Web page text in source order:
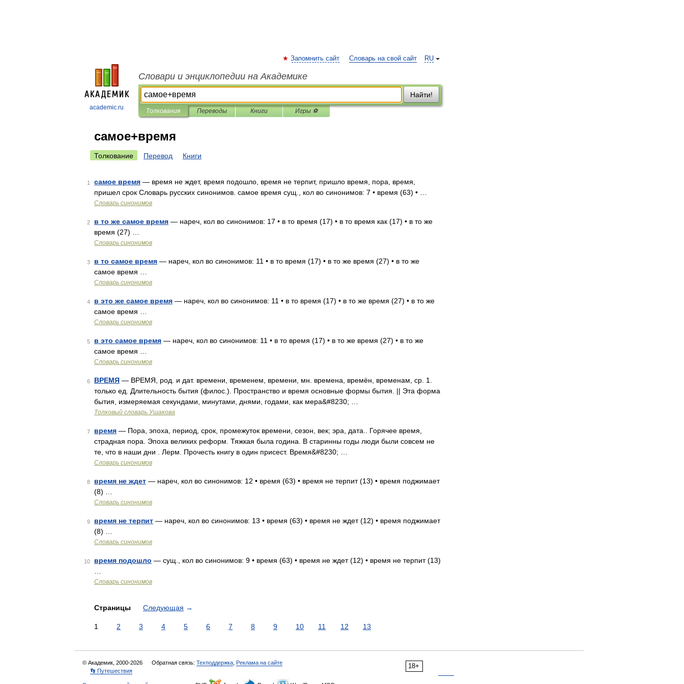
academic.ru
RU
Запомнить сайт Словарь на свой сайт
Словари и энциклопедии на Академике
Найти!
Толкования Переводы Книги Игры ⚽
самое+время
Толкование Перевод Книги
1 самое время — время не ждет, время подошло, время не терпит, пришло время, пора, время,
пришел срок Словарь русских синонимов. самое время сущ., кол во синонимов: 7 • время (63) • …
Словарь синонимов
2 в то же самое время — нареч, кол во синонимов: 17 • в то время (17) • в то время как (17) • в то же
время (27) …
Словарь синонимов
3 в то самое время — нареч, кол во синонимов: 11 • в то время (17) • в то же время (27) • в то же
самое время …
Словарь синонимов
4 в это же самое время — нареч, кол во синонимов: 11 • в то время (17) • в то же время (27) • в то же
самое время …
Словарь синонимов
5 в это самое время — нареч, кол во синонимов: 11 • в то время (17) • в то же время (27) • в то же
самое время …
Словарь синонимов
6 ВРЕМЯ — ВРЕМЯ, род. и дат. времени, временем, времени, мн. времена, времён, временам, ср. 1.
только ед. Длительность бытия (филос.). Пространство и время основные формы бытия. || Эта форма
бытия, измеряемая секундами, минутами, днями, годами, как мера&#8230; …
Толковый словарь Ушакова
7 время — Пора, эпоха, период, срок, промежуток времени, сезон, век; эра, дата.. Горячее время,
страдная пора. Эпоха великих реформ. Тяжкая была година. В старинны годы люди были совсем не
те, что в наши дни . Лерм. Прочесть книгу в один присест. Время&#8230; …
Словарь синонимов
8 время не ждет — нареч, кол во синонимов: 12 • время (63) • время не терпит (13) • время поджимает
(8) …
Словарь синонимов
9 время не терпит — нареч, кол во синонимов: 13 • время (63) • время не ждет (12) • время поджимает
(8) …
Словарь синонимов
10 время подошло — сущ., кол во синонимов: 9 • время (63) • время не ждет (12) • время не терпит (13)
Словарь синонимов
Страницы Следующая →
1 2 3 4 5 6 7 8 9 10 11 12 13
18+
© Академик, 2000-2026 Обратная связь: Техподдержка Реклама на сайте
👣 Путешествия